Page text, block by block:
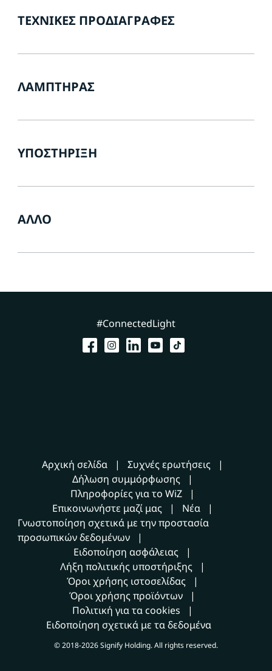
ΤΕΧΝΙΚΈΣ ΠΡΟΔΙΑΓΡΑΦΈΣ
ΛΑΜΠΤΉΡΑΣ
ΥΠΟΣΤΉΡΙΞΗ
ΆΛΛΟ
#ConnectedLight
Αρχική σελίδα
Συχνές ερωτήσεις
Δήλωση συμμόρφωσης
Πληροφορίες για το WiZ
Επικοινωνήστε μαζί μας
Νέα
Γνωστοποίηση σχετικά με την προστασία
προσωπικών δεδομένων
Ειδοποίηση ασφάλειας
Λήξη πολιτικής υποστήριξης
Όροι χρήσης ιστοσελίδας
Όροι χρήσης προϊόντων
Πολιτική για τα cookies
Ειδοποίηση σχετικά με τα δεδομένα
© 2018-2026 Signify Holding. All rights reserved.